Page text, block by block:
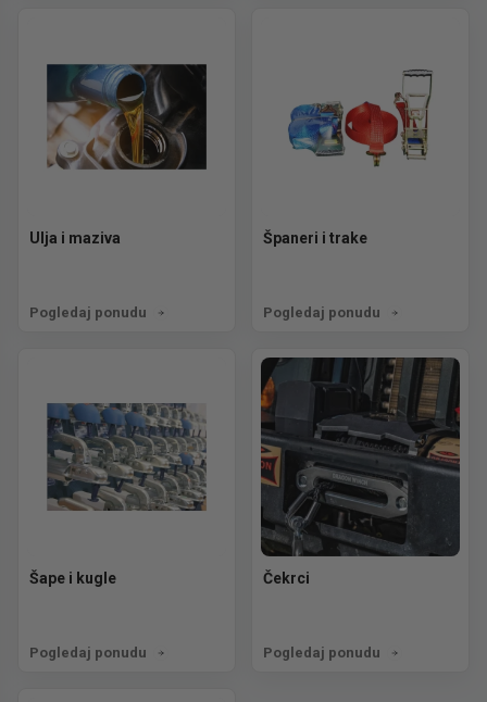
Ulja i maziva
Pogledaj ponudu
Španeri i trake
Pogledaj ponudu
Šape i kugle
Pogledaj ponudu
Čekrci
Pogledaj ponudu